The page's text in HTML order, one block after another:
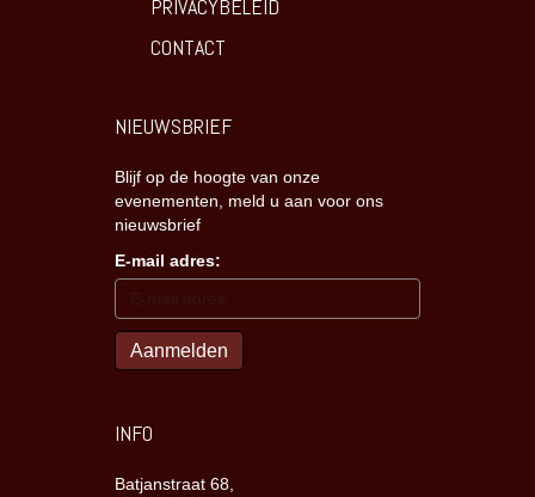
PRIVACYBELEID
CONTACT
NIEUWSBRIEF
Blijf op de hoogte van onze
evenementen, meld u aan voor ons
nieuwsbrief
E-mail adres:
INFO
Batjanstraat 68,